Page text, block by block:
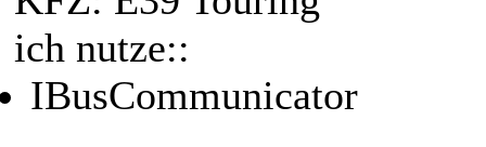
Beiträge: 3.341
Themen: 65
Registriert seit: Jul 2015